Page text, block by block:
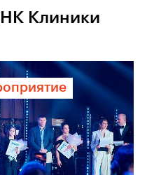
Клиники